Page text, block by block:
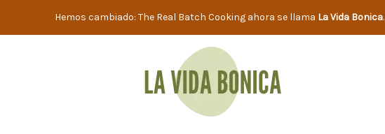
Hemos cambiado: The Real Batch Cooking ahora se llama La Vida Bonica.